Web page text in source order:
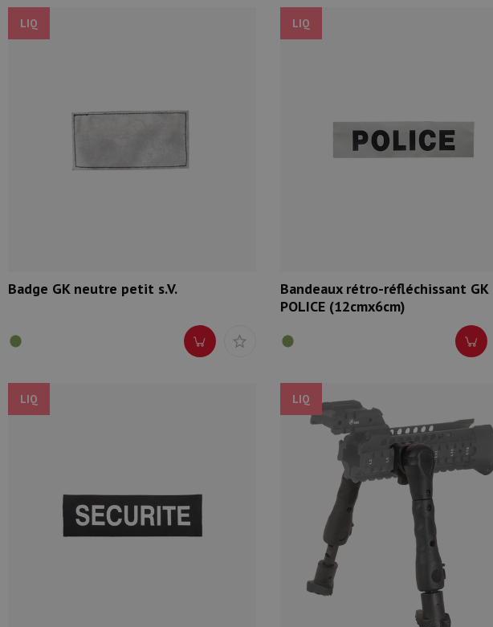
LIQ
Badge GK neutre petit s.V.
LIQ
Bandeaux rétro-réfléchissant GK
POLICE (12cmx6cm)
LIQ LIQ